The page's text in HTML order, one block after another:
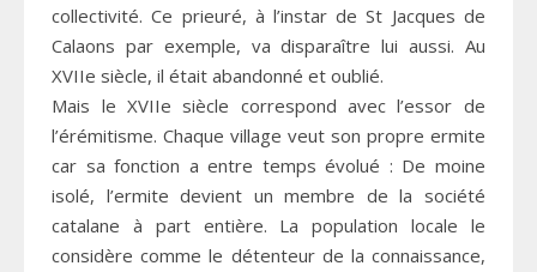
collectivité. Ce prieuré, à l’instar de St Jacques de
Calaons par exemple, va disparaître lui aussi. Au
XVIIe siècle, il était abandonné et oublié.
Mais le XVIIe siècle correspond avec l’essor de
l’érémitisme. Chaque village veut son propre ermite
car sa fonction a entre temps évolué : De moine
isolé, l’ermite devient un membre de la société
catalane à part entière. La population locale le
considère comme le détenteur de la connaissance,